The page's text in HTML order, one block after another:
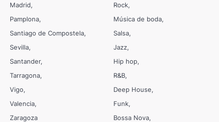
Madrid
Pamplona
Santiago de Compostela
Sevilla
Santander
Tarragona
Vigo
Valencia
Zaragoza
Rock
Música de boda
Salsa
Jazz
Hip hop
R&B
Deep House
Funk
Bossa Nova